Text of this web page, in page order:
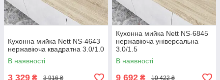
Кухонна мийка Nett NS-4643
нержавіюча квадратна 3.0/1.0
В наявності
3 329 ₴ 3 916 ₴
Кухонна мийка Nett NS-6845
нержавіюча універсальна
3.0/1.5
В наявності
9 692 ₴ 10 422 ₴